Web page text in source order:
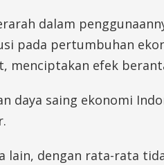
dalam
pertumbuhan
menciptakan efek
daya saing ekonomi
dengan rata-rata